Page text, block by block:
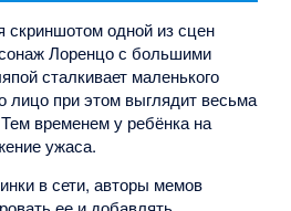
скриншотом одной из сцен
Лоренцо с большими
сталкивает маленького
лицо при этом выглядит весьма
временем у ребёнка на
ужаса.
в сети, авторы мемов